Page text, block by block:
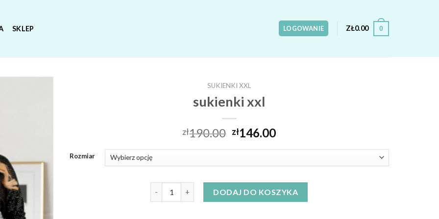
SKLEP LOGOWANIE ZŁ0.00 0
SUKIENKI XXL
sukienki xxl
zł190.00 zł146.00
Rozmiar
DODAJ DO KOSZYKA